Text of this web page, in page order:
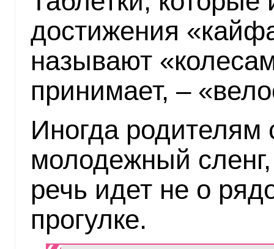
достижения
называют
принимает, –
Иногда родителям
молодежный
речь идет не о
прогулке.